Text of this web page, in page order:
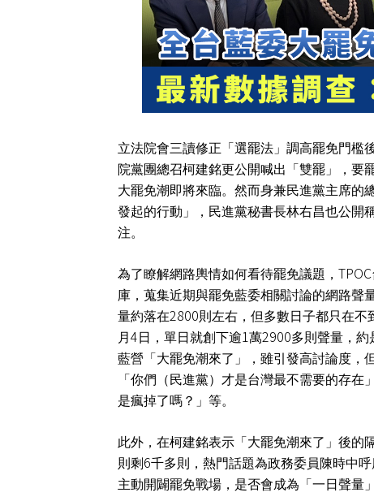
立法院會三讀修正「選罷法」調高罷免門檻
院黨團總召柯建銘更公開喊出「雙罷」，要
大罷免潮即將來臨。然而身兼民進黨主席的
發起的行動」，民進黨秘書長林右昌也公開
注。
為了瞭解網路輿情如何看待罷免議題， TPOC
庫，蒐集近期與罷免藍委相關討論的網路聲
量約落在2800則左右，但多數日子都只在不
月 4 日，單日就創下逾1 萬2900多則聲量，約
藍營「大罷免潮來了」，雖引發高討論度，
「你們（民進黨）才是台灣最不需要的存在
是瘋掉了嗎？」等。
此外，在柯建銘表示「大罷免潮來了」後的
則剩 6千多則，熱門話題為政務委員陳時中
主動開闢罷免戰場，是否會成為「一日聲量